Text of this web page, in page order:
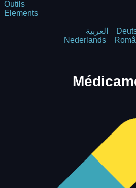
Outils
Elements
العربية
Nederlands